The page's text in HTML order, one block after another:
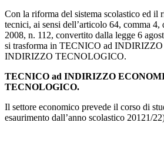
Con la riforma del sistema scolastico ed il
tecnici, ai sensi dell’articolo 64, comma
2008, n. 112, convertito dalla legge 6
si trasforma in TECNICO ad
INDIRIZZO TECNOLOGICO.
TECNICO ad INDIRIZZO
TECNOLOGICO.
Il settore economico prevede il corso di
esaurimento dall’anno scolastico 20121/